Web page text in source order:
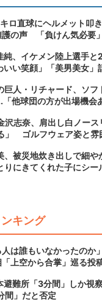
ロ直球にヘルメット叩
護の声 「負けん気必要
純、イケメン陸上選手
いい笑顔」「美男美女」
巨人・リチャード、ソフ
他球団の方が出場機会
沢志奈、肩出し白ノー
」 ゴルフウェア姿と雰
、被災地炊き出しで細
にきてくれた子にシー
キング
は誰もいなかったのか
上空から合掌」巡る投
避難所「3分間」しか視
間」だと否定